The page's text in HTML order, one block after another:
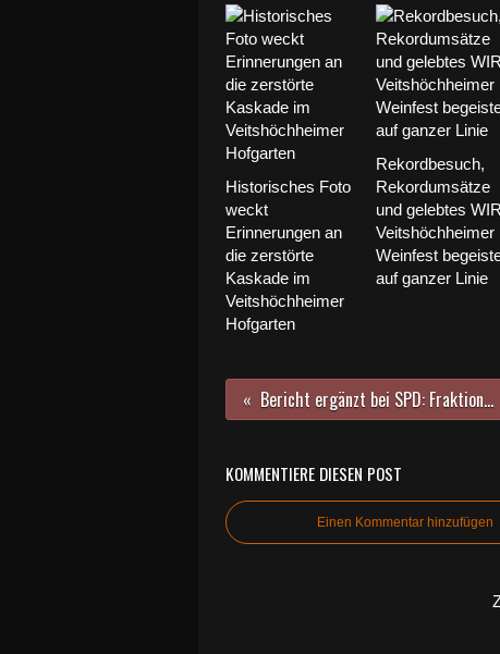
Historisches Foto
weckt
Erinnerungen an
die zerstörte
Kaskade im
Veitshöchheimer
Hofgarten
Rekordbesuch,
Rekordumsätze
und gelebtes
Veitshöchheimer
Weinfest
auf ganzer Linie
Bericht ergänzt bei SPD: Fraktionen des Veitshöchheimer Gemeinderates auf Sparflamme bei der Haushaltsvorberatung 2021
KOMMENTIERE DIESEN POST
Einen Kommentar hinzufügen